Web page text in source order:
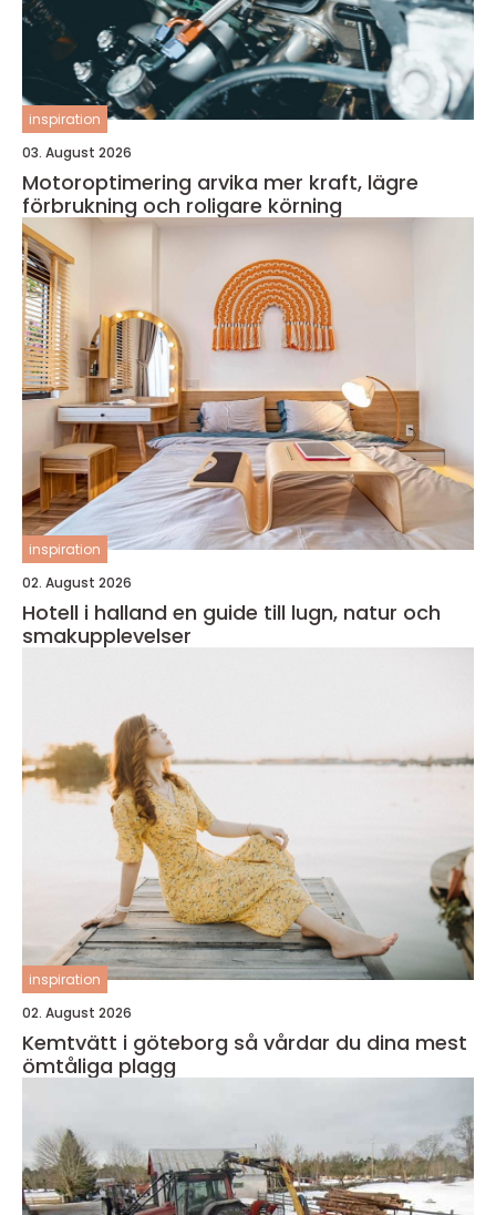
inspiration
03. August 2026
Motoroptimering arvika mer kraft, lägre
förbrukning och roligare körning
inspiration
02. August 2026
Hotell i halland en guide till lugn, natur och
smakupplevelser
inspiration
02. August 2026
Kemtvätt i göteborg så vårdar du dina mest
ömtåliga plagg